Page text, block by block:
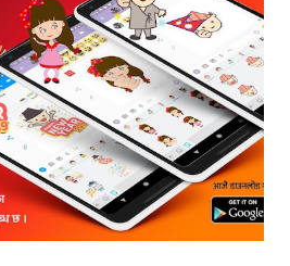
results with marks then, you
no. and birth date required).
2067 (2009-2010) :
Distinction --------------- First
Division Second
Third Division Withheld